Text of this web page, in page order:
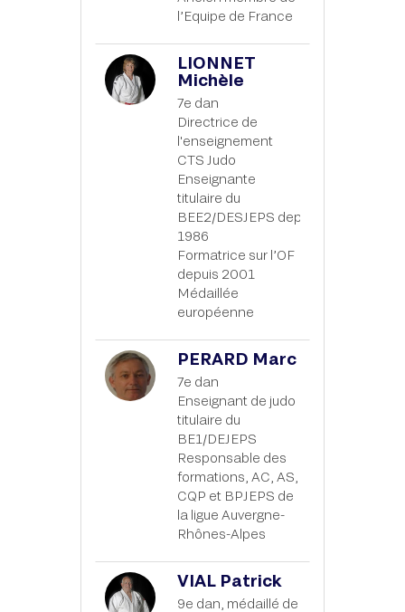
l’Equipe de France
LIONNET
Michèle
7e dan
Directrice de
l'enseignement
CTS Judo
Enseignante
titulaire du
BEE2/DESJEPS depuis
1986
Formatrice sur l’OF
depuis 2001
Médaillée
européenne
PERARD Marc
7e dan
Enseignant de judo
titulaire du
BE1/DEJEPS
Responsable des
formations, AC, AS,
CQP et BPJEPS de
la ligue Auvergne-
Rhônes-Alpes
VIAL Patrick
9e dan, médaillé de